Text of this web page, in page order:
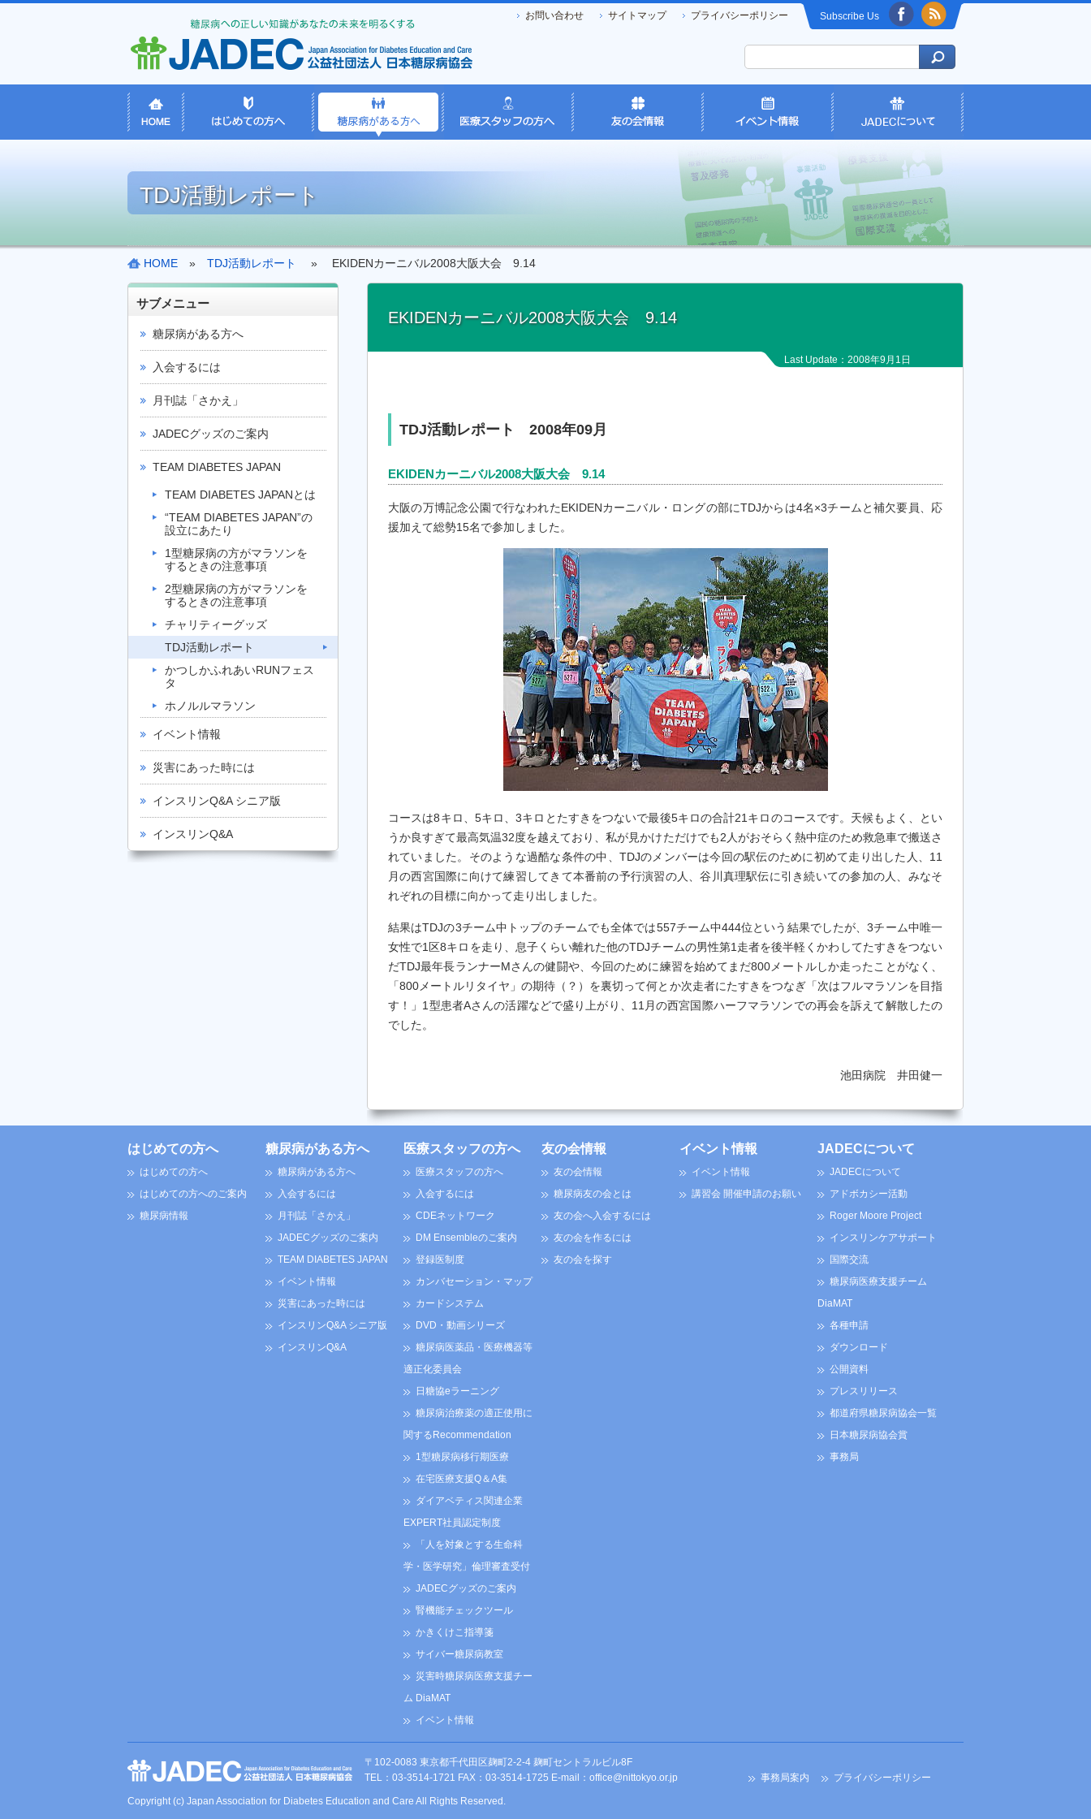
お問い合わせ サイトマップ プライバシーポリシー Subscribe Us
TDJ活動レポート
サブメニュー
糖尿病がある方へ
入会するには
月刊誌「さかえ」
JADECグッズのご案内
TEAM DIABETES JAPAN
TEAM DIABETES JAPANとは
“TEAM DIABETES JAPAN”の
設立にあたり
1型糖尿病の方がマラソンを
するときの注意事項
2型糖尿病の方がマラソンを
するときの注意事項
チャリティーグッズ
TDJ活動レポート
かつしかふれあいRUNフェス
タ
ホノルルマラソン
イベント情報
災害にあった時には
インスリンQ&A シニア版
インスリンQ&A
HOME » TDJ活動レポート » EKIDENカーニバル2008大阪大会 9.14
EKIDENカーニバル2008大阪大会 9.14
Last Update：2008年9月1日
TDJ活動レポート 2008年09月
EKIDENカーニバル2008大阪大会 9.14
大阪の万博記念公園で行なわれたEKIDENカーニバル・ロングの部にTDJからは4名×3チームと補欠要員、応
援加えて総勢15名で参加しました。
コースは8キロ、5キロ、3キロとたすきをつないで最後5キロの合計21キロのコースです。天候もよく、とい
うか良すぎて最高気温32度を越えており、私が見かけただけでも2人がおそらく熱中症のため救急車で搬送さ
れていました。そのような過酷な条件の中、TDJのメンバーは今回の駅伝のために初めて走り出した人、11
月の西宮国際に向けて練習してきて本番前の予行演習の人、谷川真理駅伝に引き続いての参加の人、みなそ
れぞれの目標に向かって走り出しました。
結果はTDJの3チーム中トップのチームでも全体では557チーム中444位という結果でしたが、3チーム中唯一
女性で1区8キロを走り、息子くらい離れた他のTDJチームの男性第1走者を後半軽くかわしてたすきをつない
だTDJ最年長ランナーMさんの健闘や、今回のために練習を始めてまだ800メートルしか走ったことがなく、
「800メートルリタイヤ」の期待（？）を裏切って何とか次走者にたすきをつなぎ「次はフルマラソンを目指
す！」1型患者Aさんの活躍などで盛り上がり、11月の西宮国際ハーフマラソンでの再会を訴えて解散したの
でした。
池田病院 井田健一
はじめての方へ
はじめての方へ
はじめての方へのご案内
糖尿病情報
糖尿病がある方へ
糖尿病がある方へ
入会するには
月刊誌「さかえ」
JADECグッズのご案内
TEAM DIABETES JAPAN
イベント情報
災害にあった時には
インスリンQ&A シニア版
インスリンQ&A
医療スタッフの方へ
医療スタッフの方へ
入会するには
CDEネットワーク
DM Ensembleのご案内
登録医制度
カンバセーション・マップ
カードシステム
DVD・動画シリーズ
糖尿病医薬品・医療機器等
適正化委員会
日糖協eラーニング
糖尿病治療薬の適正使用に
関するRecommendation
1型糖尿病移行期医療
在宅医療支援Q＆A集
ダイアベティス関連企業
EXPERT社員認定制度
「人を対象とする生命科
学・医学研究」倫理審査受付
JADECグッズのご案内
腎機能チェックツール
かきくけこ指導箋
サイバー糖尿病教室
災害時糖尿病医療支援チー
ム DiaMAT
イベント情報
友の会情報
友の会情報
糖尿病友の会とは
友の会へ入会するには
友の会を作るには
友の会を探す
イベント情報
イベント情報
講習会 開催申請のお願い
JADECについて
JADECについて
アドボカシー活動
Roger Moore Project
インスリンケアサポート
国際交流
糖尿病医療支援チーム
DiaMAT
各種申請
ダウンロード
公開資料
プレスリリース
都道府県糖尿病協会一覧
日本糖尿病協会賞
事務局
〒102-0083 東京都千代田区麹町2-2-4 麹町セントラルビル8F
TEL：03-3514-1721 FAX：03-3514-1725 E-mail： office@nittokyo.or.jp 事務局案内 プライバシーポリシー
Copyright (c) Japan Association for Diabetes Education and Care All Rights Reserved.